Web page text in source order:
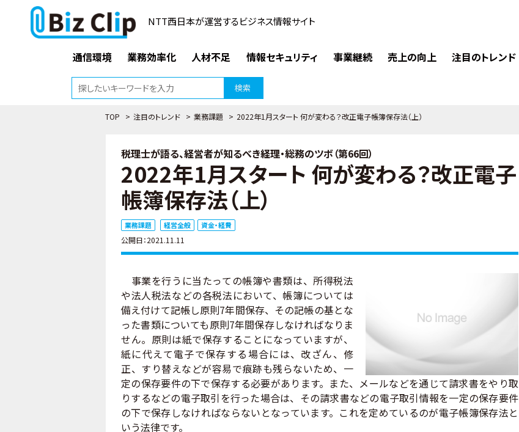
NTT西日本が運営するビジネス情報サイト
通信環境 業務効率化 人材不足 情報セキュリティ 事業継続 売上の向上 注目のトレンド
検索
TOP > 注目のトレンド > 業務課題 > 2022年1月スタート 何が変わる？改正電子帳簿保存法（上）
税理士が語る、経営者が知るべき経理・総務のツボ（第66回）
2022年1月スタート 何が変わる？改正電子
帳簿保存法（上）
業務課題 経営全般 資金・経費
公開日：2021.11.11
事業を行うに当たっての帳簿や書類は、所得税法
や法人税法などの各税法において、帳簿については
備え付けて記帳し原則7年間保存、その記帳の基とな
った書類についても原則7年間保存しなければなりま
せん。原則は紙で保存することになっていますが、
紙に代えて電子で保存する場合には、改ざん、修
正、すり替えなどが容易で痕跡も残らないため、一
定の保存要件の下で保存する必要があります。また、メールなどを通じて請求書をやり取
りするなどの電子取引を行った場合は、その請求書などの電子取引情報を一定の保存要件
の下で保存しなければならないとなっています。これを定めているのが電子帳簿保存法と
いう法律です。